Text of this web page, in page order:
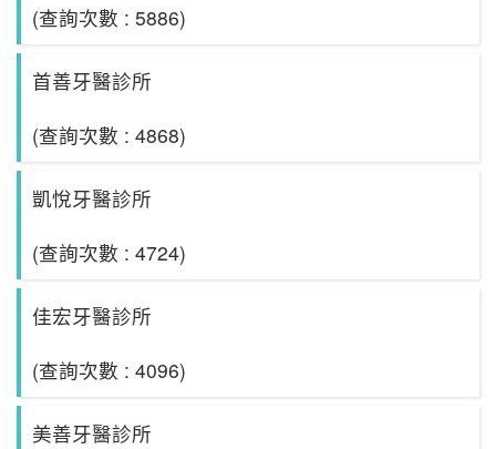
(查詢次數 : 5886)
首善牙醫診所
(查詢次數 : 4868)
凱悅牙醫診所
(查詢次數 : 4724)
佳宏牙醫診所
(查詢次數 : 4096)
美善牙醫診所